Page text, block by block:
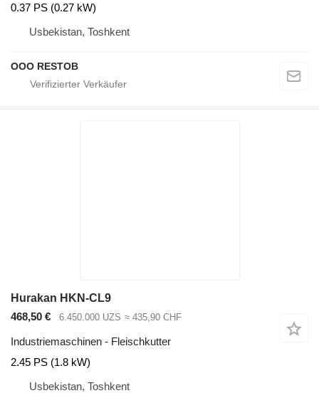
0.37 PS (0.27 kW)
Usbekistan, Toshkent
OOO RESTOB
Hurakan HKN-CL9
468,50 €
6.450.000 UZS ≈ 435,90 CHF
Industriemaschinen - Fleischkutter
2.45 PS (1.8 kW)
Usbekistan, Toshkent